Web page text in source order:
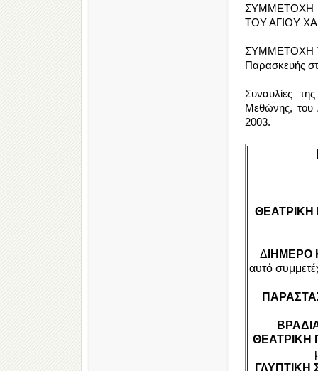
ΣΥΜΜΕΤΟΧΗ
ΤΟΥ ΑΓΙΟΥ
ΣΥΜΜΕΤΟΧΗ
Παρασκευής
Συναυλίες
Μεθώνης, του
2003.
Δ ΙΗΜΕΡΟ
αυτό
ΘΕΑΤΡΙΚΗ